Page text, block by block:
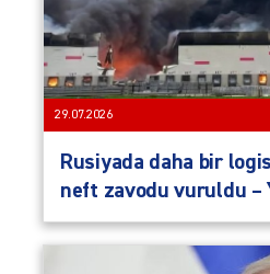
29.07.2026
Rusiyada daha bir
neft zavodu vuruldu –